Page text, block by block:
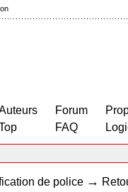
Forum
FAQ
de police →